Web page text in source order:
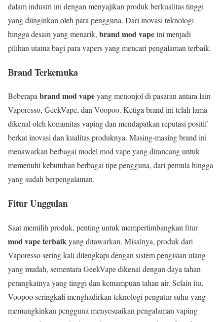
dalam industri ini dengan menyajikan produk berkualitas tinggi
yang diinginkan oleh para pengguna. Dari inovasi teknologi
hingga desain yang menarik, brand mod vapeini menjadi
pilihan utama bagi para vapers yang mencari pengalaman terbaik.
Brand Terkemuka
Beberapabrand mod vapeyang menonjol di pasaran antara lain
Vaporesso, GeekVape, dan Voopoo. Ketiga brand ini telah lama
dikenal oleh komunitas vaping dan mendapatkan reputasi positif
berkat inovasi dan kualitas produknya. Masing-masing brand ini
menawarkan berbagai model mod vape yang dirancang untuk
memenuhi kebutuhan berbagai tipe pengguna, dari pemula hingga
yang sudah berpengalaman.
Fitur Unggulan
Saat memilih produk, penting untuk mempertimbangkan fitur
mod vape terbaikyang ditawarkan. Misalnya, produk dari
Vaporesso sering kali dilengkapi dengan sistem pengisian ulang
yang mudah, sementara GeekVape dikenal dengan daya tahan
perangkatnya yang tinggi dan kemampuan tahan air. Selain itu,
Voopoo seringkali menghadirkan teknologi pengatur suhu yang
memungkinkan pengguna menyesuaikan pengalaman vaping